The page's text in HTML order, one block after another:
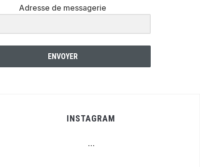
Adresse de messagerie
ENVOYER
INSTAGRAM
…